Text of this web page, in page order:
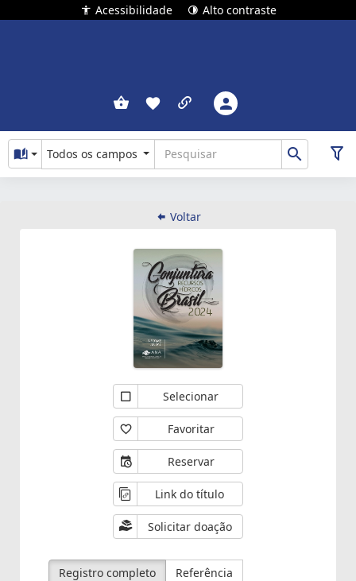
Acessibilidade Alto contraste
Todos os campos
Voltar
Selecionar
Favoritar
Reservar
Link do título
Solicitar doação
Registro completo
Referência